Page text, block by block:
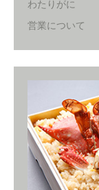
わたりがに
営業について